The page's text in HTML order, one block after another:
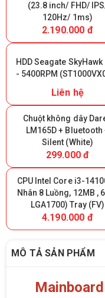
(23.8 inch/ FHD/
120Hz/ 1ms)
2.190.000 đ
HDD Seagate SkyHawk
- 5400RPM
Liên hệ
Chuột không dây
LM165D + Bluetooth
Silent (White)
299.000 đ
CPU Intel Core i3-
Nhân 8 Luồng, 12MB ,
LGA1700) Tray (FV)
4.190.000 đ
MÔ TẢ SẢN PHẨM